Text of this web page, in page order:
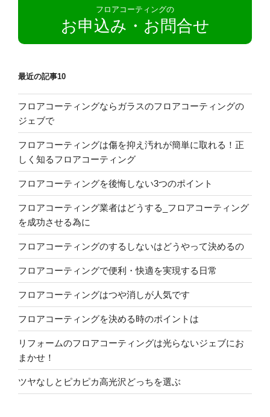
フロアコーティングの
お申込み・お問合せ
最近の記事10
フロアコーティングならガラスのフロアコーティングの
ジェブで
フロアコーティングは傷を抑え汚れが簡単に取れる！正
しく知るフロアコーティング
フロアコーティングを後悔しない3つのポイント
フロアコーティング業者はどうする_フロアコーティング
を成功させる為に
フロアコーティングのするしないはどうやって決めるの
フロアコーティングで便利・快適を実現する日常
フロアコーティングはつや消しが人気です
フロアコーティングを決める時のポイントは
リフォームのフロアコーティングは光らないジェブにお
まかせ！
ツヤなしとピカピカ高光沢どっちを選ぶ